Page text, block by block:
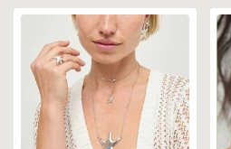
ZAG BIJOUX
LILLY
KAPTEN & SON